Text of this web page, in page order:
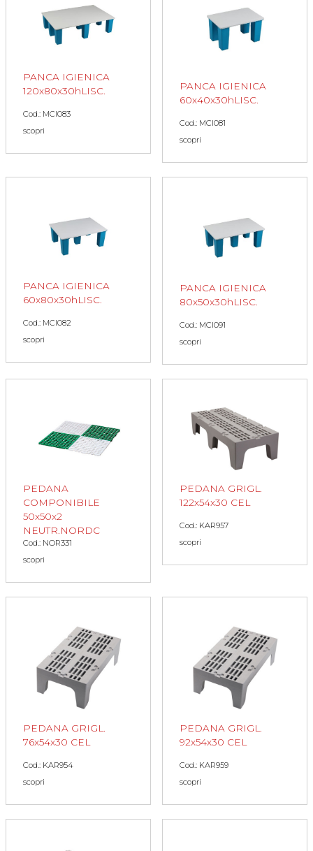
PANCA IGIENICA
120x80x30hLISC.
Cod.: MCI083
scopri
PANCA IGIENICA
60x40x30hLISC.
Cod.: MCI081
scopri
PANCA IGIENICA
60x80x30hLISC.
Cod.: MCI082
scopri
PANCA IGIENICA
80x50x30hLISC.
Cod.: MCI091
scopri
PEDANA
COMPONIBILE
50x50x2
NEUTR.NORDC
Cod.: NOR331
scopri
PEDANA GRIGL.
122x54x30 CEL
Cod.: KAR957
scopri
PEDANA GRIGL.
76x54x30 CEL
Cod.: KAR954
scopri
PEDANA GRIGL.
92x54x30 CEL
Cod.: KAR959
scopri